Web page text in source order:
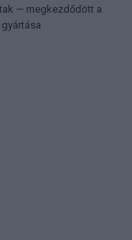
— megkezdődött a